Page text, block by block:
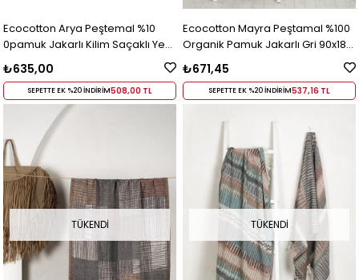
Ecocotton Arya Peştemal %10
0pamuk Jakarlı Kilim Saçaklı Yeşil
90x180 Cm
₺635,00
SEPETTE EK %20 İNDİRİM508,00 TL
Ecocotton Mayra Peştamal %100
Organik Pamuk Jakarlı Gri 90x180
Cm Gri
₺671,45
SEPETTE EK %20 İNDİRİM537,16 TL
TÜKENDI TÜKENDI